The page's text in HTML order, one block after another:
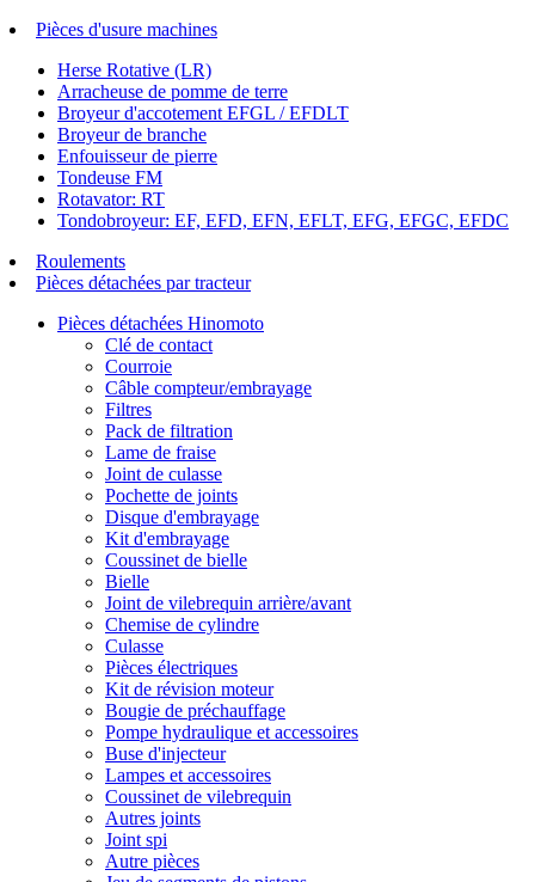
Pièces d'usure machines
Herse Rotative (LR)
Arracheuse de pomme de terre
Broyeur d'accotement EFGL / EFDLT
Broyeur de branche
Enfouisseur de pierre
Tondeuse FM
Rotavator: RT
Tondobroyeur: EF, EFD, EFN, EFLT, EFG, EFGC, EFDC
Roulements
Pièces détachées par tracteur
Pièces détachées Hinomoto
Clé de contact
Courroie
Câble compteur/embrayage
Filtres
Pack de filtration
Lame de fraise
Joint de culasse
Pochette de joints
Disque d'embrayage
Kit d'embrayage
Coussinet de bielle
Bielle
Joint de vilebrequin arrière/avant
Chemise de cylindre
Culasse
Pièces électriques
Kit de révision moteur
Bougie de préchauffage
Pompe hydraulique et accessoires
Buse d'injecteur
Lampes et accessoires
Coussinet de vilebrequin
Autres joints
Joint spi
Autre pièces